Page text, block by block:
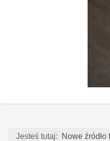
Jesteś tutaj: Nowe